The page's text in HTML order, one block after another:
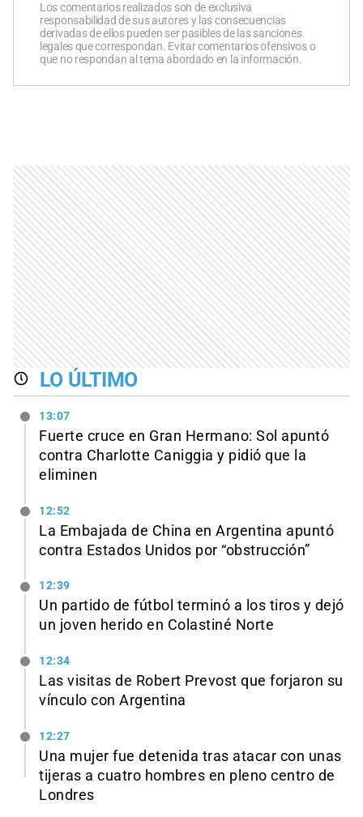
Los comentarios realizados son de exclusiva
responsabilidad de sus autores y las consecuencias
derivadas de ellos pueden ser pasibles de las sanciones
legales que correspondan. Evitar comentarios ofensivos o
que no respondan al tema abordado en la información.
LO ÚLTIMO
13:07
Fuerte cruce en Gran Hermano: Sol apuntó
contra Charlotte Caniggia y pidió que la
eliminen
12:52
La Embajada de China en Argentina apuntó
contra Estados Unidos por “obstrucción”
12:39
Un partido de fútbol terminó a los tiros y dejó
un joven herido en Colastiné Norte
12:34
Las visitas de Robert Prevost que forjaron su
vínculo con Argentina
12:27
Una mujer fue detenida tras atacar con unas
tijeras a cuatro hombres en pleno centro de
Londres